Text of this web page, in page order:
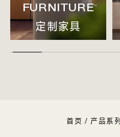
FURNITURE
定制家具
首页 / 产品系列